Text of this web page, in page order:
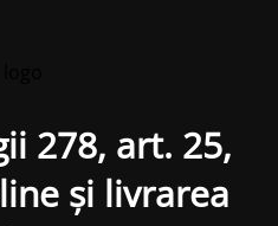
278, art. 25,
și livrarea